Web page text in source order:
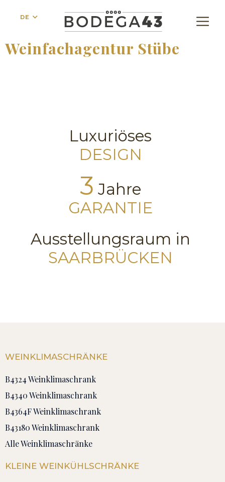
DE
Weinfachagentur Stübe
Luxuriöses
DESIGN
3 Jahre
GARANTIE
Ausstellungsraum in
SAARBRÜCKEN
WEINKLIMASCHRÄNKE
B4324 Weinklimaschrank
B4340 Weinklimaschrank
B4364F Weinklimaschrank
B43180 Weinklimaschrank
Alle Weinklimaschränke
KLEINE WEINKÜHLSCHRÄNKE